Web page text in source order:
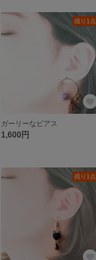
残り1点
ガーリーなピアス
1,600円
残り1点